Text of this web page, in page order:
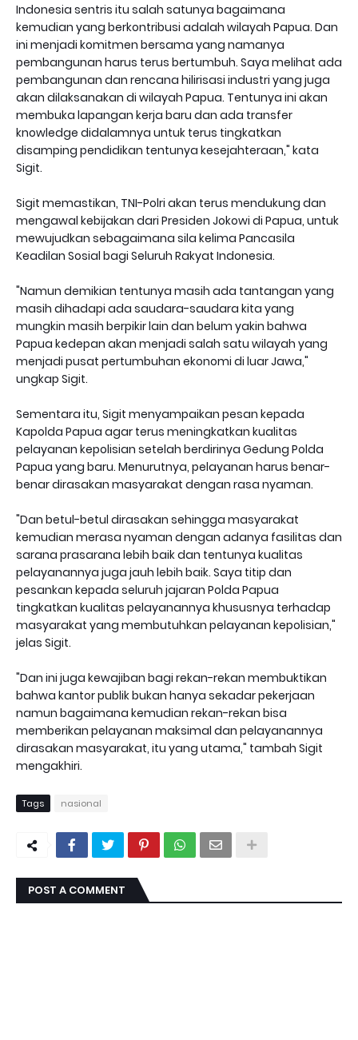
Indonesia sentris itu salah satunya bagaimana
kemudian yang berkontribusi adalah wilayah Papua. Dan
ini menjadi komitmen bersama yang namanya
pembangunan harus terus bertumbuh. Saya melihat ada
pembangunan dan rencana hilirisasi industri yang juga
akan dilaksanakan di wilayah Papua. Tentunya ini akan
membuka lapangan kerja baru dan ada transfer
knowledge didalamnya untuk terus tingkatkan
disamping pendidikan tentunya kesejahteraan," kata
Sigit.
Sigit memastikan, TNI-Polri akan terus mendukung dan
mengawal kebijakan dari Presiden Jokowi di Papua, untuk
mewujudkan sebagaimana sila kelima Pancasila
Keadilan Sosial bagi Seluruh Rakyat Indonesia.
"Namun demikian tentunya masih ada tantangan yang
masih dihadapi ada saudara-saudara kita yang
mungkin masih berpikir lain dan belum yakin bahwa
Papua kedepan akan menjadi salah satu wilayah yang
menjadi pusat pertumbuhan ekonomi di luar Jawa,"
ungkap Sigit.
Sementara itu, Sigit menyampaikan pesan kepada
Kapolda Papua agar terus meningkatkan kualitas
pelayanan kepolisian setelah berdirinya Gedung Polda
Papua yang baru. Menurutnya, pelayanan harus benar-
benar dirasakan masyarakat dengan rasa nyaman.
"Dan betul-betul dirasakan sehingga masyarakat
kemudian merasa nyaman dengan adanya fasilitas dan
sarana prasarana lebih baik dan tentunya kualitas
pelayanannya juga jauh lebih baik. Saya titip dan
pesankan kepada seluruh jajaran Polda Papua
tingkatkan kualitas pelayanannya khususnya terhadap
masyarakat yang membutuhkan pelayanan kepolisian,"
jelas Sigit.
"Dan ini juga kewajiban bagi rekan-rekan membuktikan
bahwa kantor publik bukan hanya sekadar pekerjaan
namun bagaimana kemudian rekan-rekan bisa
memberikan pelayanan maksimal dan pelayanannya
dirasakan masyarakat, itu yang utama," tambah Sigit
mengakhiri.
Tags nasional
POST A COMMENT